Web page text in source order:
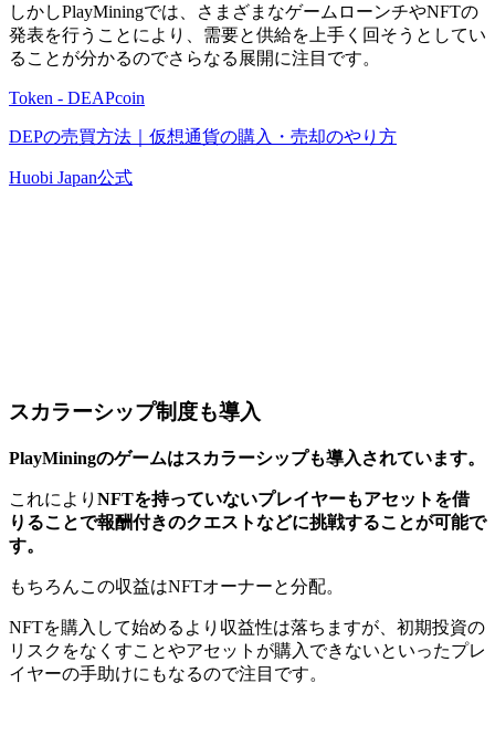
しかしPlayMiningでは、さまざまなゲームローンチやNFTの
発表を行うことにより、需要と供給を上手く回そうとしてい
ることが分かるのでさらなる展開に注目です。
Token - DEAPcoin
DEPの売買方法｜仮想通貨の購入・売却のやり方
Huobi Japan公式
スカラーシップ制度も導入
PlayMiningのゲームはスカラーシップも導入されています。
これにより NFTを持っていないプレイヤーもアセットを借
りることで報酬付きのクエストなどに挑戦することが可能で
す。
もちろんこの収益はNFTオーナーと分配。
NFTを購入して始めるより収益性は落ちますが、初期投資の
リスクをなくすことやアセットが購入できないといったプレ
イヤーの手助けにもなるので注目です。